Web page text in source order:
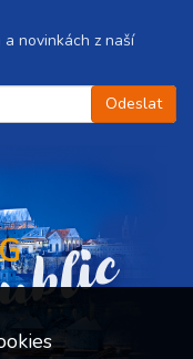
novinkách z naší